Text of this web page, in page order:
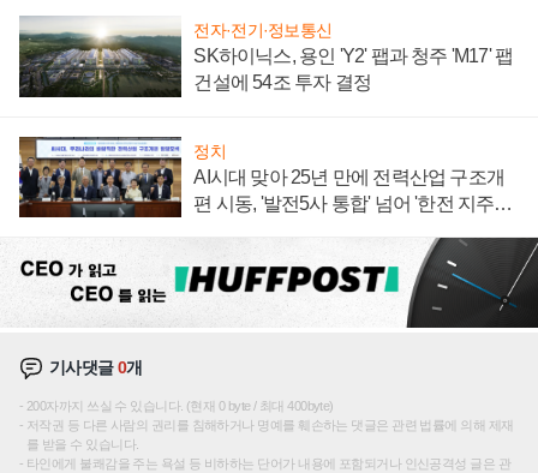
전자·전기·정보통신
SK하이닉스, 용인 'Y2' 팹과 청주 'M17' 팹
건설에 54조 투자 결정
정치
AI시대 맞아 25년 만에 전력산업 구조개
편 시동, '발전5사 통합' 넘어 '한전 지주사'
기사댓글0개
200자까지 쓰실 수 있습니다. (현재 0 byte / 최대 400byte)
저작권 등 다른 사람의 권리를 침해하거나 명예를 훼손하는 댓글은 관련 법률에 의해 제재
를 받을 수 있습니다.
타인에게 불쾌감을 주는 욕설 등 비하하는 단어가 내용에 포함되거나 인신공격성 글은 관